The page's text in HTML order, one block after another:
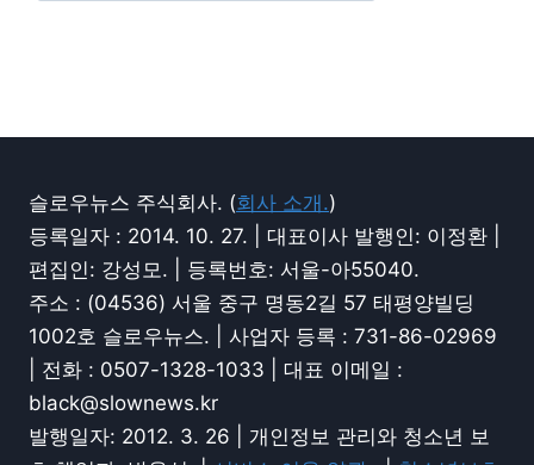
슬로우뉴스 주식회사. (회사 소개.)
등록일자 : 2014. 10. 27. | 대표이사 발행인: 이정환 |
편집인: 강성모. | 등록번호: 서울-아55040.
주소 : (04536) 서울 중구 명동2길 57 태평양빌딩
1002호 슬로우뉴스. | 사업자 등록 : 731-86-02969
| 전화 : 0507-1328-1033 | 대표 이메일 :
black@slownews.kr
발행일자: 2012. 3. 26 | 개인정보 관리와 청소년 보